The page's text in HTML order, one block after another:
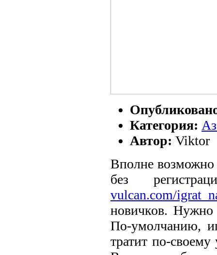
Категория:
Автор: Viktor
Вполне возможно
без
vulcan.com/
новичков. Нужно
По-умолчанию,
тратит по-